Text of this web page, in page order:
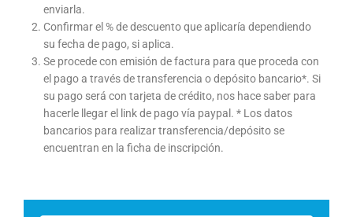
enviarla.
Confirmar el % de descuento que aplicaría dependiendo
su fecha de pago, si aplica.
Se procede con emisión de factura para que proceda con
el pago a través de transferencia o depósito bancario*. Si
su pago será con tarjeta de crédito, nos hace saber para
hacerle llegar el link de pago vía paypal. * Los datos
bancarios para realizar transferencia/depósito se
encuentran en la ficha de inscripción.